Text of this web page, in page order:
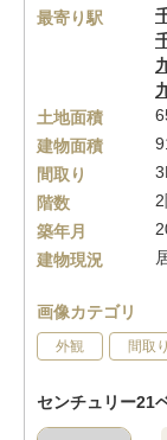
最寄り駅
土地面積
建物面積
間取り
階数
築年月
建物現況
画像カテゴリ
外観 間取り
センチュリー21